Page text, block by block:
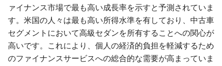
ァイナンス市場で最も高い成長率を示すと予測されていま
す。米国の人々は最も高い所得水準を有しており、中古車
セグメントにおいて高級セダンを所有することへの関心が
高いです。これにより、個人の経済的負担を軽減するため
のファイナンスサービスへの総合的な需要が高まっていま